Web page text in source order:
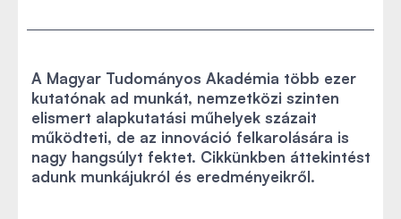
A Magyar Tudományos Akadémia több ezer
kutatónak ad munkát, nemzetközi szinten
elismert alapkutatási műhelyek százait
működteti, de az innováció felkarolására is
nagy hangsúlyt fektet. Cikkünkben áttekintést
adunk munkájukról és eredményeikről.